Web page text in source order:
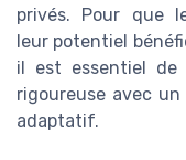
privés. Pour que
leur potentiel
il est essentiel de
rigoureuse avec
adaptatif.